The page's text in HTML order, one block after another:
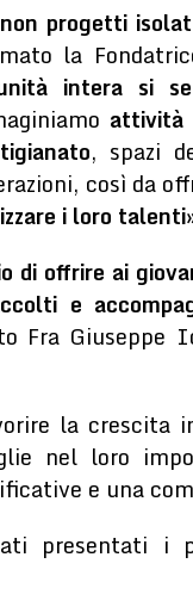
progetti
la
intera si
attività
, spazi
così da
i loro talenti
di offrire ai
e
Fra Giuseppe
la crescita
nel loro
e una
presentati